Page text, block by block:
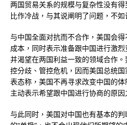
两国贸易关系的规模与复杂性没有
比作冷战，与其说阐明了问题，不
与中国全面对抗而不合作，美国会
成本，同时表示准备跟中国进行激
并渴望在两国利益一致的领域合作
控分歧、管控危机，因而美国总统
表态称，美国不再寻求改变中国的
主动表示希望跟中国进行协商的原因
与此同时，美国对中国也有基本的